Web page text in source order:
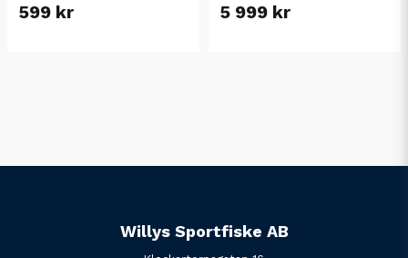
599 kr 5 999 kr
Willys Sportfiske AB